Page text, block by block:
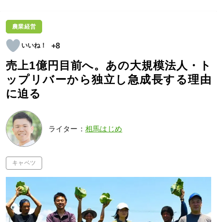
農業経営
+8
売上1億円目前へ。あの大規模法人・ト
ップリバーから独立し急成長する理由
に迫る
ライター： 相馬はじめ
キャベツ